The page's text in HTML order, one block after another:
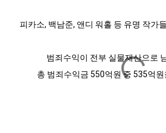
피카소, 백남준, 앤디 워홀 등 유명 작가
범죄수익이 전부 실물재산으로
총 범죄수익금 550억원 중 535억